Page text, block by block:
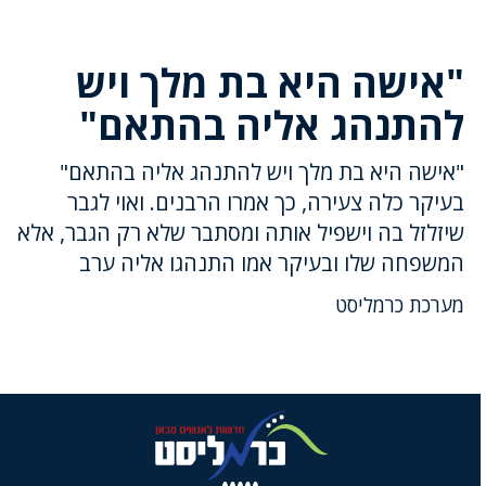
"אישה היא בת מלך ויש
להתנהג אליה בהתאם"
"אישה היא בת מלך ויש להתנהג אליה בהתאם"
בעיקר כלה צעירה, כך אמרו הרבנים. ואוי לגבר
שיזלזל בה וישפיל אותה ומסתבר שלא רק הגבר, אלא
המשפחה שלו ובעיקר אמו התנהגו אליה ערב
מערכת כרמליסט